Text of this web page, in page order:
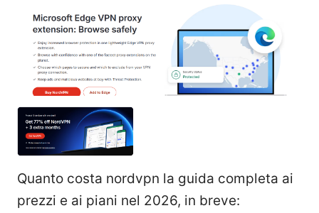
Quanto costa nordvpn la guida completa ai
prezzi e ai piani nel 2026, in breve: